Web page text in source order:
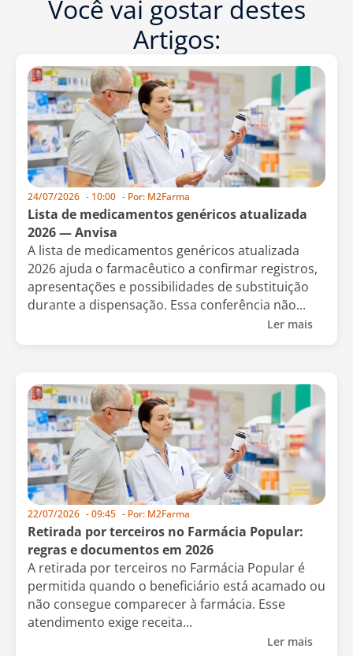
Você vai gostar destes
Artigos:
24/07/2026 - 10:00 - Por: M2Farma
Lista de medicamentos genéricos atualizada
2026 — Anvisa
A lista de medicamentos genéricos atualizada
2026 ajuda o farmacêutico a confirmar registros,
apresentações e possibilidades de substituição
durante a dispensação. Essa conferência não...
Ler mais
22/07/2026 -09:45 - Por: M2Farma
Retirada por terceiros no Farmácia Popular:
regras e documentos em 2026
A retirada por terceiros no Farmácia Popular é
permitida quando o beneficiário está acamado ou
não consegue comparecer à farmácia. Esse
atendimento exige receita...
Ler mais